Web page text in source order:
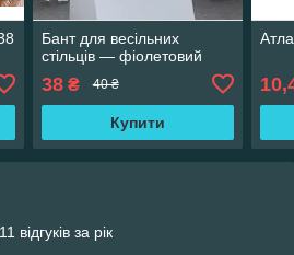
Бант для весільних
стільців — фіолетовий
38₴ 40 ₴
Купити
відгуків за рік